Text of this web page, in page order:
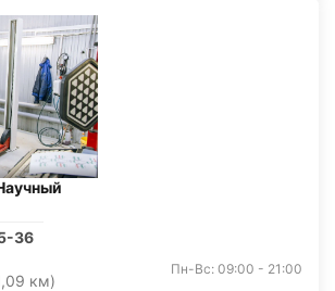
36
км)
Пн-Вс: 09:00 - 21:00